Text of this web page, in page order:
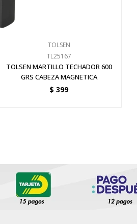
TOLSEN
TL25167
TOLSEN MARTILLO TECHADOR 600
GRS CABEZA MAGNETICA
$ 399